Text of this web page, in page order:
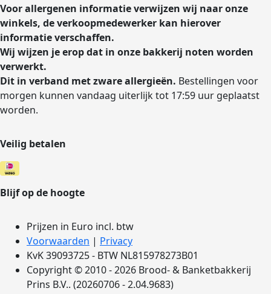
Voor allergenen informatie verwijzen wij naar onze
winkels, de verkoopmedewerker kan hierover
informatie verschaffen.
Wij wijzen je erop dat in onze bakkerij noten worden
verwerkt.
Dit in verband met zware allergieën. Bestellingen voor
morgen kunnen vandaag uiterlijk tot 17:59 uur geplaatst
worden.
Veilig betalen
Blijf op de hoogte
Prijzen in Euro incl. btw
Voorwaarden | Privacy
KvK 39093725 - BTW NL815978273B01
Copyright © 2010 - 2026 Brood- & Banketbakkerij
Prins B.V.. (20260706 - 2.04.9683)